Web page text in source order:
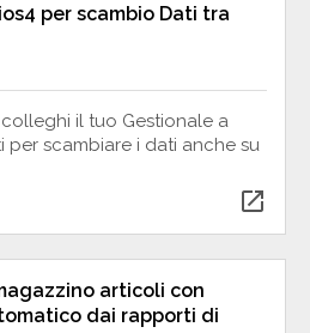
per scambio Dati tra
il tuo Gestionale a
per scambiare i dati anche su
open_in_new
articoli con
dai rapporti di